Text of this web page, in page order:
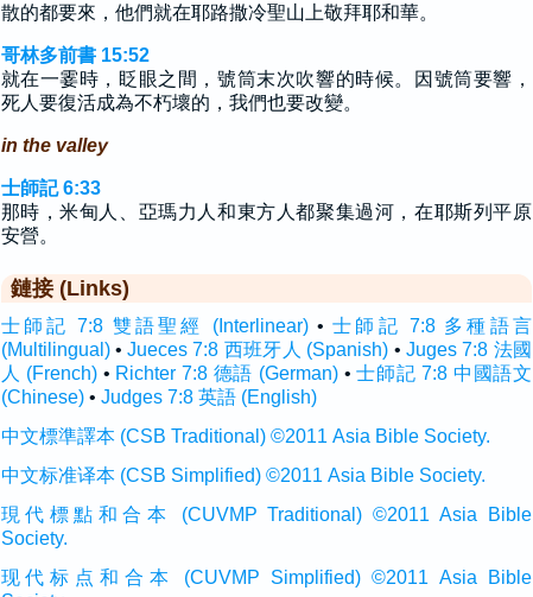
散的都要來，他們就在耶路撒冷聖山上敬拜耶和華。
哥林多前書 15:52
就在一霎時，眨眼之間，號筒末次吹響的時候。因號筒要響，
死人要復活成為不朽壞的，我們也要改變。
in the valley
士師記 6:33
那時，米甸人、亞瑪力人和東方人都聚集過河，在耶斯列平原
安營。
鏈接 (Links)
士師記 7:8 雙語聖經 (Interlinear)•士師記 7:8 多種語言
(Multilingual)•Jueces 7:8 西班牙人 (Spanish) • Juges 7:8 法國
人 (French)• Richter 7:8 德語 (German)•士師記 7:8 中國語文
(Chinese)• Judges 7:8 英語 (English)
中文標準譯本 (CSB Traditional) ©2011 Asia Bible Society.
中文标准译本 (CSB Simplified) ©2011 Asia Bible Society.
現代標點和合本 (CUVMP Traditional) ©2011 Asia Bible
Society.
现代标点和合本 (CUVMP Simplified) ©2011 Asia Bible